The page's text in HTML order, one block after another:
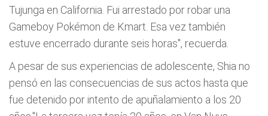
Tujunga en California. Fui arrestado por robar una
Gameboy Pokémon de Kmart. Esa vez también
estuve encerrado durante seis horas", recuerda.
A pesar de sus experiencias de adolescente, Shia no
pensó en las consecuencias de sus actos hasta que
fue detenido por intento de apuñalamiento a los 20